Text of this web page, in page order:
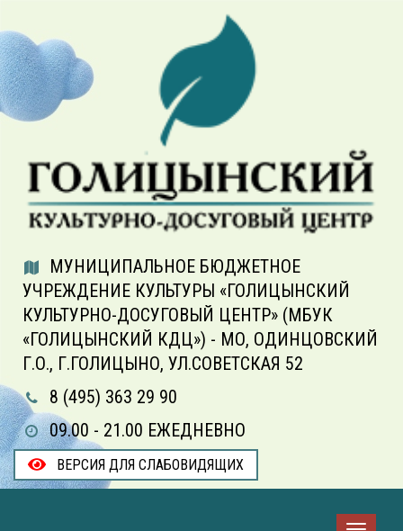
МУНИЦИПАЛЬНОЕ БЮДЖЕТНОЕ
УЧРЕЖДЕНИЕ КУЛЬТУРЫ «ГОЛИЦЫНСКИЙ
КУЛЬТУРНО-ДОСУГОВЫЙ ЦЕНТР» (МБУК
«ГОЛИЦЫНСКИЙ КДЦ») - МО, ОДИНЦОВСКИЙ
Г.О., Г.ГОЛИЦЫНО, УЛ.СОВЕТСКАЯ 52
8 (495) 363 29 90
09.00 - 21.00 ЕЖЕДНЕВНО
ВЕРСИЯ ДЛЯ СЛАБОВИДЯЩИХ